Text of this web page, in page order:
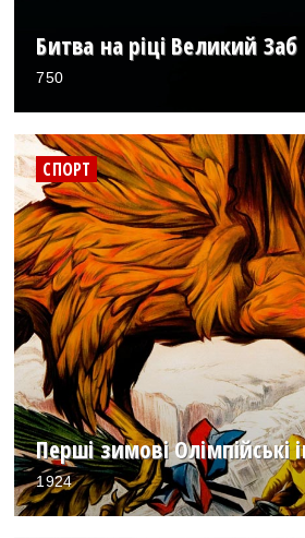
Битва на ріці Великий Заб
750
СПОРТ
Перші зимові Олімпійські
1924